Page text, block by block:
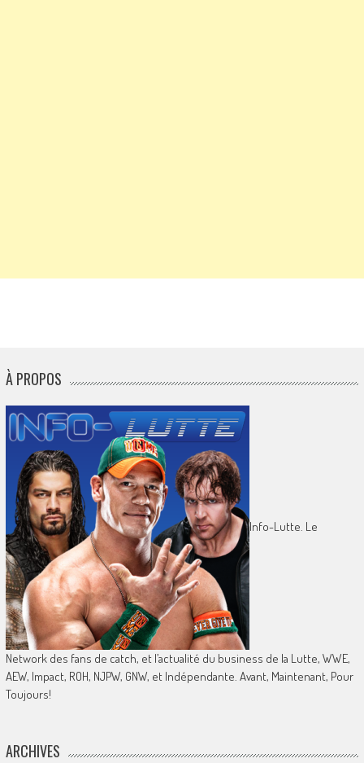
À PROPOS
Info-Lutte. Le
Network des fans de catch, et l’actualité du business de la Lutte, WWE,
AEW, Impact, ROH, NJPW, GNW, et Indépendante. Avant, Maintenant, Pour
Toujours!
ARCHIVES